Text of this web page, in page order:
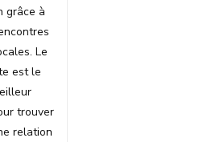
grâce à
Le
est le
trouver
relation